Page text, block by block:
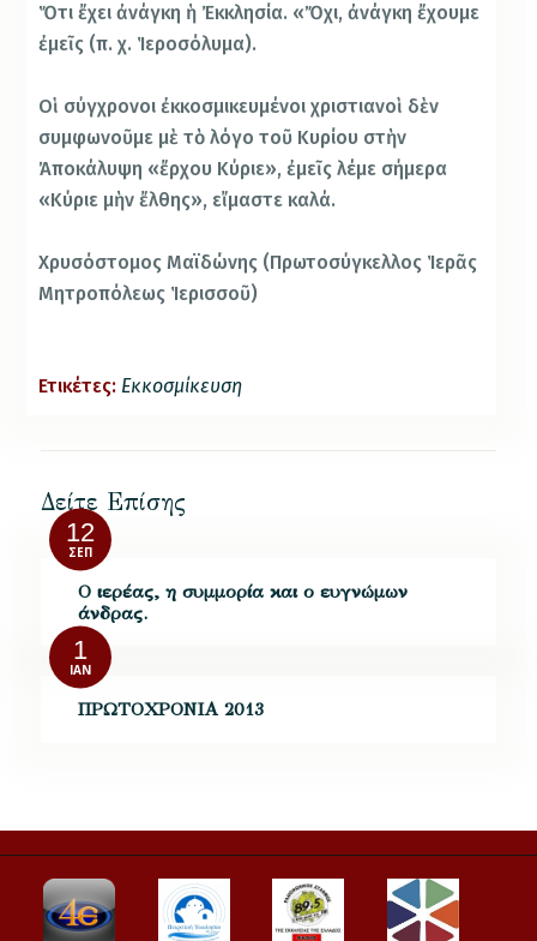
Ὅτι ἔχει ἀνάγκη ἡ Ἐκκλησία. «Ὄχι, ἀνάγκη ἔχουμε
ἐμεῖς (π. χ. Ἱεροσόλυμα).
Οἱ σύγχρονοι ἐκκοσμικευμένοι χριστιανοὶ δὲν
συμφωνοῦμε μὲ τὸ λόγο τοῦ Κυρίου στὴν
Ἀποκάλυψη «ἔρχου Κύριε», ἐμεῖς λέμε σήμερα
«Κύριε μὴν ἔλθης», εἴμαστε καλά.
Χρυσόστομος Μαϊδώνης (Πρωτοσύγκελλος Ἱερᾶς
Μητροπόλεως Ἱερισσοῦ)
Ετικέτες: Εκκοσμίκευση
Δείτε Επίσης
12
ΣΕΠ
Ο ιερέας, η συμμορία και ο ευγνώμων
άνδρας.
1
ΙΑΝ
ΠΡΩΤΟΧΡΟΝΙΑ 2013